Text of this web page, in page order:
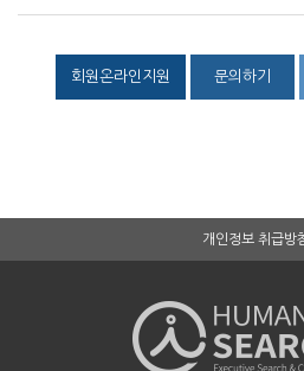
회원온라인지원 문의하기
개인정보 취급방